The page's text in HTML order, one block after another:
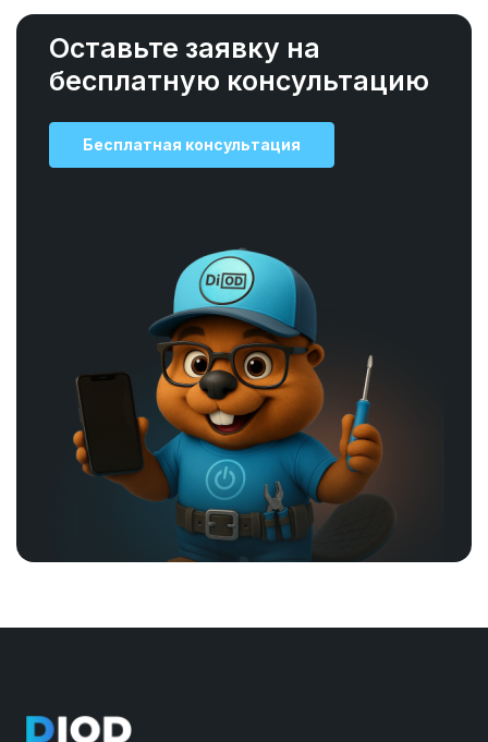
Оставьте заявку на
бесплатную консультацию
Бесплатная консультация